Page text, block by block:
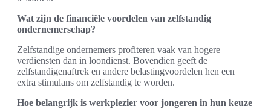
Wat zijn de financiële voordelen van zelfstandig
ondernemerschap?
Zelfstandige ondernemers profiteren vaak van hogere
verdiensten dan in loondienst. Bovendien geeft de
zelfstandigenaftrek en andere belastingvoordelen hen een
extra stimulans om zelfstandig te worden.
Hoe belangrijk is werkplezier voor jongeren in hun keuze